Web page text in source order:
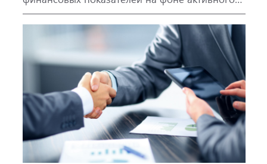
развития основных направлений
деятельности.